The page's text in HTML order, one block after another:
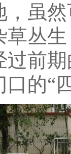
，虽
草丛
过前
的“